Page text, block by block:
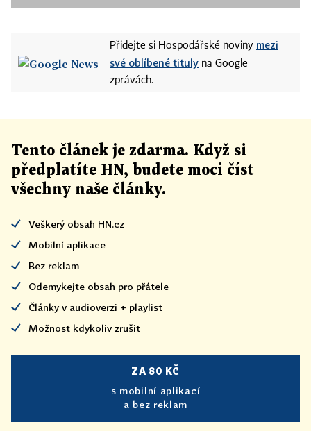
Přidejte si Hospodářské noviny mezi
své oblíbené tituly na Google
zprávách.
Tento článek je zdarma. Když si
předplatíte HN, budete moci číst
všechny naše články.
Veškerý obsah HN.cz
Mobilní aplikace
Bez reklam
Odemykejte obsah pro přátele
Články v audioverzi + playlist
Možnost kdykoliv zrušit
ZA 80 KČ
s mobilní aplikací
a bez reklam